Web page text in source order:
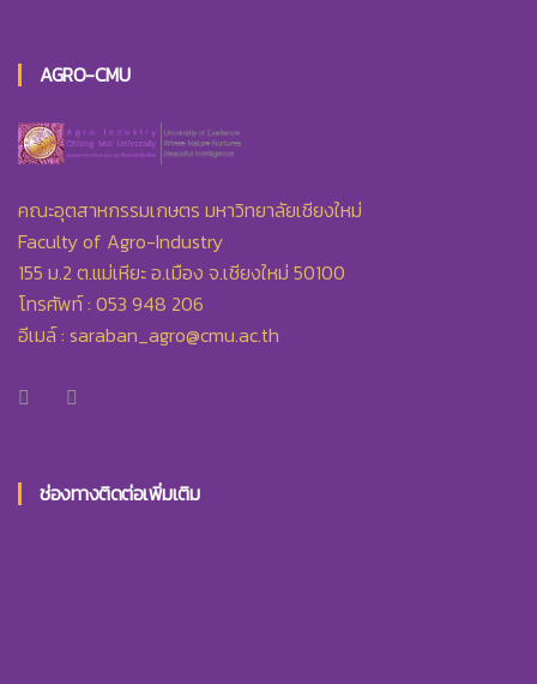
AGRO-CMU
คณะอุตสาหกรรมเกษตร มหาวิทยาลัยเชียงใหม่
Faculty of Agro-Industry
155 ม.2 ต.แม่เหียะ อ.เมือง จ.เชียงใหม่ 50100
โทรศัพท์ : 053 948 206
อีเมล์ : saraban_agro@cmu.ac.th
ช่องทางติดต่อเพิ่มเติม